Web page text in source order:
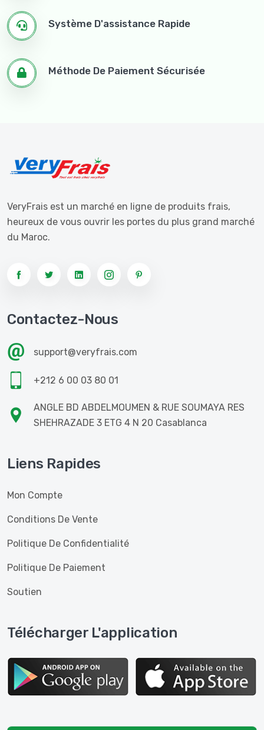
Système D'assistance Rapide
Méthode De Paiement Sécurisée
VeryFrais est un marché en ligne de produits frais,
heureux de vous ouvrir les portes du plus grand marché
du Maroc.
Contactez-Nous
support@veryfrais.com
+212 6 00 03 80 01
ANGLE BD ABDELMOUMEN & RUE SOUMAYA RES
SHEHRAZADE 3 ETG 4 N 20 Casablanca
Liens Rapides
Mon Compte
Conditions De Vente
Politique De Confidentialité
Politique De Paiement
Soutien
Télécharger L'application